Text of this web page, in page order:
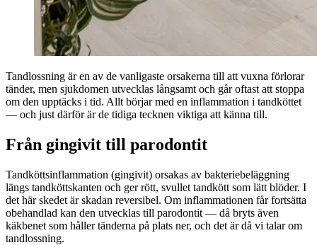
Tandlossning är en av de vanligaste orsakerna till att vuxna förlorar
tänder, men sjukdomen utvecklas långsamt och går oftast att stoppa
om den upptäcks i tid. Allt börjar med en inflammation i tandköttet
— och just därför är de tidiga tecknen viktiga att känna till.
Från gingivit till parodontit
Tandköttsinflammation (gingivit) orsakas av bakteriebeläggning
längs tandköttskanten och ger rött, svullet tandkött som lätt blöder. I
det här skedet är skadan reversibel. Om inflammationen får fortsätta
obehandlad kan den utvecklas till parodontit — då bryts även
käkbenet som håller tänderna på plats ner, och det är då vi talar om
tandlossning.